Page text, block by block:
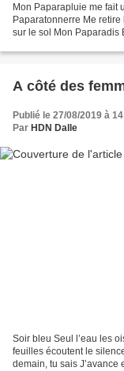
Mon Paparapluie me fait
Paparatonnerre Me
sur le sol Mon Paparadis
A côté des
Publié le 27/08/2019 à
Par HDN Dalle
Soir bleu Seul l’eau les
feuilles écoutent le
demain, tu sais